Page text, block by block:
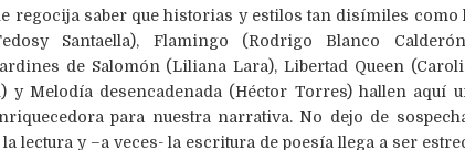
regocija saber que historias y estilos tan disímiles
Santaella), Flamingo (Rodrigo Blanco
de Salomón (Liliana Lara), Libertad Queen
y Melodía desencadenada (Héctor Torres) hallen aquí
para nuestra narrativa. No dejo de
lectura y –a veces- la escritura de poesía llega a ser